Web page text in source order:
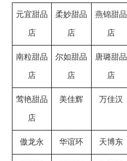
元宜甜品
店
柔妙甜品
店
燕锦甜品
店
南粒甜品
店
尔如甜品
店
唐璐甜品
店
莺艳甜品
店
美佳辉 万佳汉
傲龙永 华谊环 天博东